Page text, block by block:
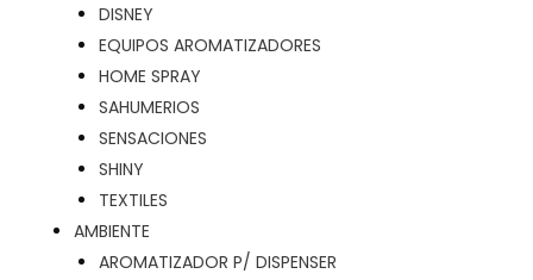
DISNEY
EQUIPOS AROMATIZADORES
HOME SPRAY
SAHUMERIOS
SENSACIONES
SHINY
TEXTILES
AMBIENTE
AROMATIZADOR P/ DISPENSER